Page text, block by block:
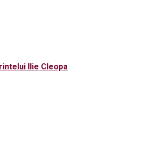
Ilie Cleopa